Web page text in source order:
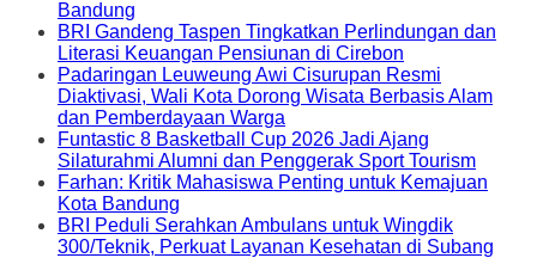
Bandung
BRI Gandeng Taspen Tingkatkan Perlindungan dan
Literasi Keuangan Pensiunan di Cirebon
Padaringan Leuweung Awi Cisurupan Resmi
Diaktivasi, Wali Kota Dorong Wisata Berbasis Alam
dan Pemberdayaan Warga
Funtastic 8 Basketball Cup 2026 Jadi Ajang
Silaturahmi Alumni dan Penggerak Sport Tourism
Farhan: Kritik Mahasiswa Penting untuk Kemajuan
Kota Bandung
BRI Peduli Serahkan Ambulans untuk Wingdik
300/Teknik, Perkuat Layanan Kesehatan di Subang